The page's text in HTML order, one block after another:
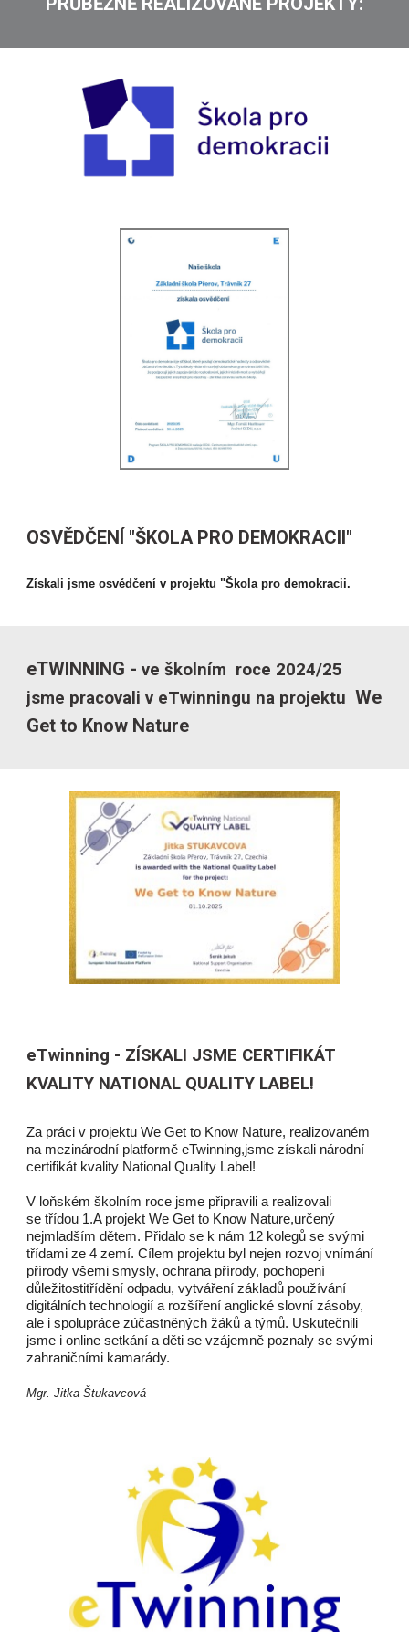
OSVĚDČENÍ "ŠKOLA PRO DEMOKRACII"
Získali jsme osvědčení v projektu "Škola pro demokracii.
eTWINNING -ve školním roce 2024/25
jsme pracovali v eTwinningu na projektu We
Get to Know Nature
eTwinning - ZÍSKALI JSME CERTIFIKÁT
KVALITY NATIONAL QUALITY LABEL!
Za práci v projektu We Get to Know Nature, realizovaném
na mezinárodní platformě eTwinning,jsme získali národní
certifikát kvality National Quality Label!
V loňském školním roce jsme připravili a realizovali
se třídou 1.A projekt We Get to Know Nature,určený
nejmladším dětem. Přidalo se k nám 12 kolegů se svými
třídami ze 4 zemí. Cílem projektu byl nejen rozvoj vnímání
přírody všemi smysly, ochrana přírody, pochopení
důležitostitřídění odpadu, vytváření základů používání
digitálních technologií a rozšíření anglické slovní zásoby,
ale i spolupráce zúčastněných žáků a týmů. Uskutečnili
jsme i online setkání a děti se vzájemně poznaly se svými
zahraničními kamarády.
Mgr. Jitka Štukavcová